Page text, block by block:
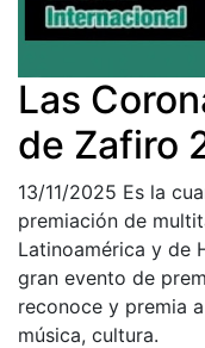
Las
de Zafiro
13/11/2025 Es la
premiación de
Latinoamérica y de
gran evento de
reconoce y premia
música, cultura.